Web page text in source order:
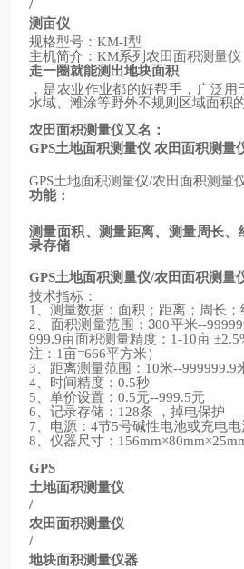
/
测亩仪
规格型号： KM-I型
主机简介： KM系列农田面积测量仪
走一圈就能测出地块面积
，是农业作业都的好帮手，广泛用
水域、滩涂等野外不规则区域面积
农田面积测量仪又名：
GPS土地面积测量仪 农田面积测量
GPS土地面积测量仪/农田面积测量
功能：
测量面积、测量距离、测量周长、
录存储
GPS土地面积测量仪/农田面积测量
技术指标：
1 、测量数据：面积；距离；周长
2 、面积测量范围：300平米--
999.9亩面积测量精度： 1-10亩
注： 1亩=666平方米）
3 、距离测量范围： 10米--999999.9
4 、时间精度： 0.5秒
5 、单价设置： 0.5元--999.5元
6 、记录存储： 128条 ，掉电保护
7 、电源： 4节5号碱性电池或充电电
8 、仪器尺寸：
GPS
土地面积测量仪
/
农田面积测量仪
/
地块面积测量仪器